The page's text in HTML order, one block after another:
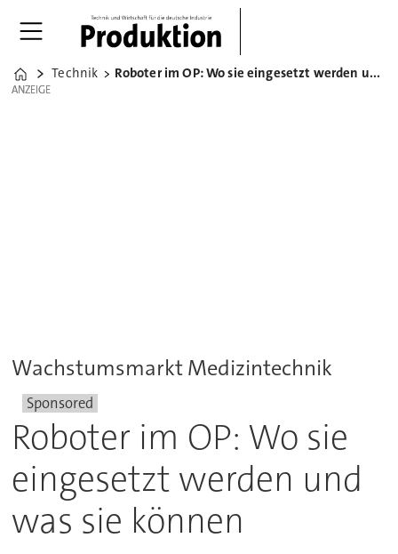
Home
Technik Roboter im OP: Wo sie eingesetzt werden und was sie können
ANZEIGE
ANZEIGE
Wachstumsmarkt Medizintechnik
Sponsored
Roboter im OP: Wo sie
eingesetzt werden und
was sie können